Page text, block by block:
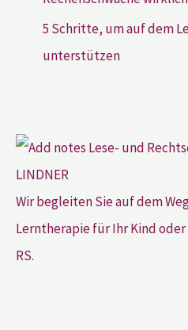
5 Schritte, um auf dem
unterstützen
Wir begleiten Sie auf dem
Lerntherapie für Ihr Kind
RS.